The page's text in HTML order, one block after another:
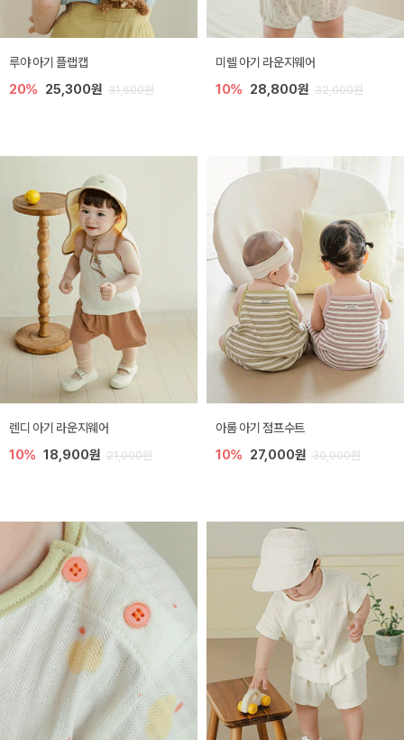
루야 아기 플랩캡
20% 25,300원 31,600원
미렐 아기 라운지웨어
10% 28,800원 32,000원
렌디 아기 라운지웨어
10% 18,900원 21,000원
아롬 아기 점프수트
10% 27,000원 30,000원